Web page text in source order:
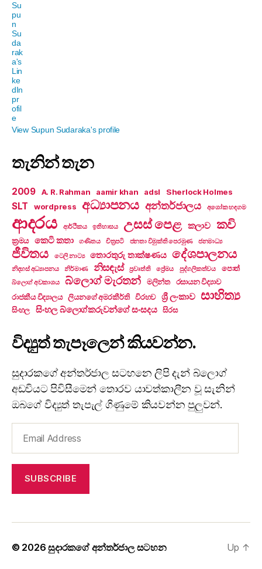
View Supun Sudaraka's profile
තැනින් තැන
2009 A. R. Rahman aamir khan adsl Sherlock Holmes
SLT wordpress අධ්‍යාපනය අන්තර්ජාලය අශෝක හඳගම
ආදරය ආර්ථිකය ඉතිහාසය උසස් පෙළ කලාව කවි
ක්‍රමය කෙටි කතා ගණිතය චිත්‍රපටි ජනතා විමුක්ති පෙරමුණ ජනමාධ්‍ය
ජීවිතය ටෙලි නාට්‍ය තොරතුරු තාක්ෂණය දේශපාලනය
නිදහස් අධ්‍යාපනය නිර්මාණ නිසඳැස් ප්‍රවෘත්ති ප්‍රේමය පුද්ගලිකත්වය පොත්
බ්ලොග් අවකාශය බ්ලොග් මැරතන් මලින්ත
රසායන විද්‍යාව
රාජකීය විද්‍යාලය
ලියනගේ අමරකීර්ති විරහව ශ්‍රී ලංකාව සාහිත්‍ය
සිංහල සිංහල බ්ලොග්කරුවන්ගේ සංසදය සිරස
විද්‍යුත් තැපෑලෙන් කියවන්න.
සුදාරකගේ අන්තර්ජාල සටහනෙ ලිපි දැන් බ්ලොග්
අඩවියට පිවිසීමෙන් තොරව යාවත්කාලීන වූ සැනින්
ඔබගේ විද්‍යුත් තැපැල් ගිණුමේ කියවන්න පුලුවන්.
Address
SUBSCRIBE
© 2026සුදාරකගේ අන්තර්ජාල සටහන Up ↑